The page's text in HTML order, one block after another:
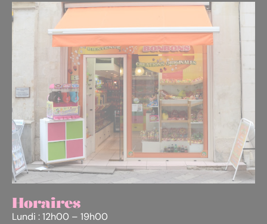
Horaires
Lundi : 12h00 – 19h00